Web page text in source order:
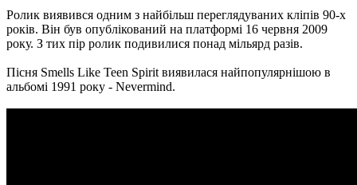
Ролик виявився одним з найбільш переглядуваних кліпів 90-х
років. Він був опублікований на платформі 16 червня 2009
року. З тих пір ролик подивилися понад мільярд разів.
Пісня Smells Like Teen Spirit виявилася найпопулярнішою в
альбомі 1991 року - Nevermind.